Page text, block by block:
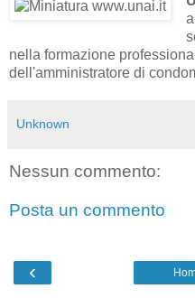
nella formazione
dell'amministratore di
Unknown
Nessun commento:
Posta un commento
‹